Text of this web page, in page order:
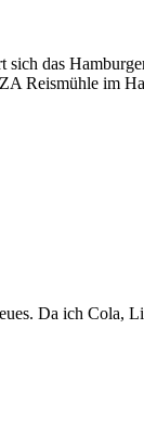
das
Reismühle im
Da ich Cola,